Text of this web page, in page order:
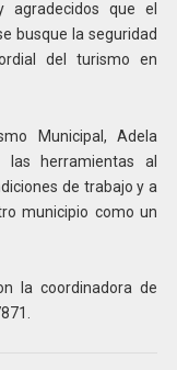
agradecidos que el
busque la seguridad
del turismo en
Municipal, Adela
las herramientas al
de trabajo y a
municipio como un
la coordinadora de